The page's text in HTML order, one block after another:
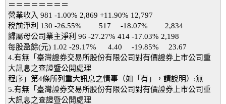
＝＝＝＝＝＝＝＝
營業收入 981 -1.00% 2,869 +11.90% 12,797
稅前淨利 130 -26.55% 517 -18.07% 2,834
歸屬母公司業主淨利 96 -27.27% 414 -17.03% 2,198
每股盈餘(元) 1.02 -29.17% 4.40 -19.85% 23.67
4.有無「臺灣證券交易所股份有限公司對有價證券上市公司重
大訊息之查證暨公開處理
程序」第4條所列重大訊息之情事（如「有」，請說明）:無
5.有無「臺灣證券交易所股份有限公司對有價證券上市公司重
大訊息之查證暨公開處理